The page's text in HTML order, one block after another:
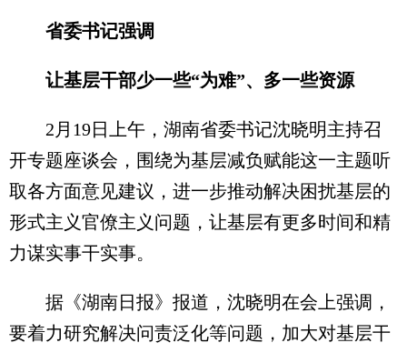
省委书记强调
让基层干部少一些“为难”、多一些资源
2月19日上午，湖南省委书记沈晓明主持召
开专题座谈会，围绕为基层减负赋能这一主题听
取各方面意见建议，进一步推动解决困扰基层的
形式主义官僚主义问题，让基层有更多时间和精
力谋实事干实事。
据《湖南日报》报道，沈晓明在会上强调，
要着力研究解决问责泛化等问题，加大对基层干